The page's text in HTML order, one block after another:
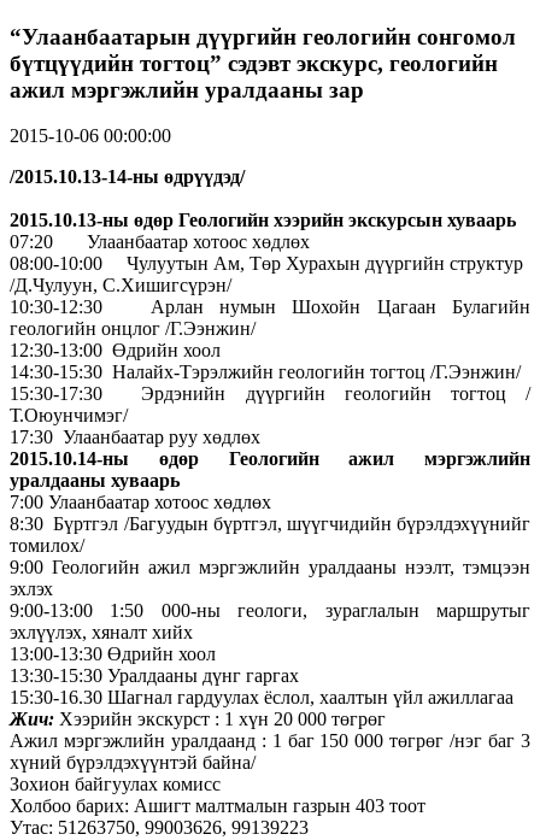
“Улаанбаатарын дүүргийн геологийн сонгомол
бүтцүүдийн тогтоц” сэдэвт экскурс, геологийн
ажил мэргэжлийн уралдааны зар
2015-10-06 00:00:00
/2015.10.13-14-ны өдрүүдэд/
2015.10.13-ны өдөр Геологийн хээрийн экскурсын хуваарь
07:20 Улаанбаатар хотоос хөдлөх
08:00-10:00 Чулуутын Ам, Төр Хурахын дүүргийн структур
/Д.Чулуун, С.Хишигсүрэн/
10:30-12:30 Арлан нумын Шохойн Цагаан Булагийн
геологийн онцлог /Г.Ээнжин/
12:30-13:00 Өдрийн хоол
14:30-15:30 Налайх-Тэрэлжийн геологийн тогтоц /Г.Ээнжин/
15:30-17:30 Эрдэнийн дүүргийн геологийн тогтоц /
Т.Оюунчимэг/
17:30 Улаанбаатар руу хөдлөх
2015.10.14-ны өдөр Геологийн ажил мэргэжлийн
уралдааны хуваарь
7:00 Улаанбаатар хотоос хөдлөх
8:30 Бүртгэл /Багуудын бүртгэл, шүүгчидийн бүрэлдэхүүнийг
томилох/
9:00 Геологийн ажил мэргэжлийн уралдааны нээлт, тэмцээн
эхлэх
9:00-13:00 1:50 000-ны геологи, зураглалын маршрутыг
эхлүүлэх, хяналт хийх
13:00-13:30 Өдрийн хоол
13:30-15:30 Уралдааны дүнг гаргах
15:30-16.30 Шагнал гардуулах ёслол, хаалтын үйл ажиллагаа
Жич: Хээрийн экскурст : 1 хүн 20 000 төгрөг
Ажил мэргэжлийн уралдаанд : 1 баг 150 000 төгрөг /нэг баг 3
хүний бүрэлдэхүүнтэй байна/
Зохион байгуулах комисс
Холбоо барих: Ашигт малтмалын газрын 403 тоот
Утас: 51263750, 99003626, 99139223